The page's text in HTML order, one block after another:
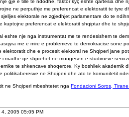
gje e tille te ndodhe, faktor kyç eshte qartesia dhe
ne perputhje me preferencat e elektoratit te tyre
elektorale ne zgjedhjet parlamentare do te
kuptojne preferencat e elektoratit shqiptar dhe te
eshte nje nga instrumentat me te rendesishem te
me e mire e problemeve te demokracise sone
elektoratit dhe e procesit elektoral ne Shqiperi jane
i madhe qe shprehet ne mungesen e studimeve
te shkencave shoqerore. Ky boshllek akademik
politikaberesve ne Shqiperi dhe ato te komunitetit
ne Shqiperi mbeshtetet nga Fondacioni Soros, Tirane
4, 2005 05:05 PM